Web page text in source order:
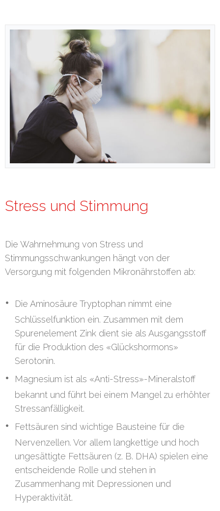
Stress und Stimmung
Die Wahrnehmung von Stress und
Stimmungsschwankungen hängt von der
Versorgung mit folgenden Mikronährstoffen ab:
Die Aminosäure Tryptophan nimmt eine
Schlüsselfunktion ein. Zusammen mit dem
Spurenelement Zink dient sie als Ausgangsstoff
für die Produktion des «Glückshormons»
Serotonin.
Magnesium ist als «Anti-Stress»-Mineralstoff
bekannt und führt bei einem Mangel zu erhöhter
Stressanfälligkeit.
Fettsäuren sind wichtige Bausteine für die
Nervenzellen. Vor allem langkettige und hoch
ungesättigte Fettsäuren (z. B. DHA) spielen eine
entscheidende Rolle und stehen in
Zusammenhang mit Depressionen und
Hyperaktivität.